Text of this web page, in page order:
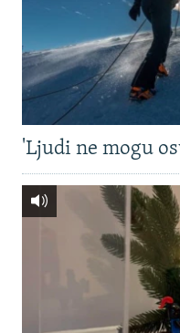
'Ljudi ne mogu